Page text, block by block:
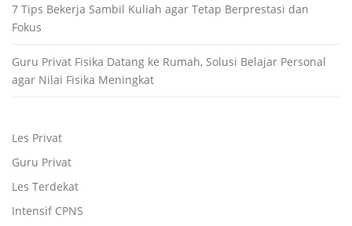
7 Tips Bekerja Sambil Kuliah agar Tetap Berprestasi dan
Fokus
Guru Privat Fisika Datang ke Rumah, Solusi Belajar Personal
agar Nilai Fisika Meningkat
Les Privat
Guru Privat
Les Terdekat
Intensif CPNS